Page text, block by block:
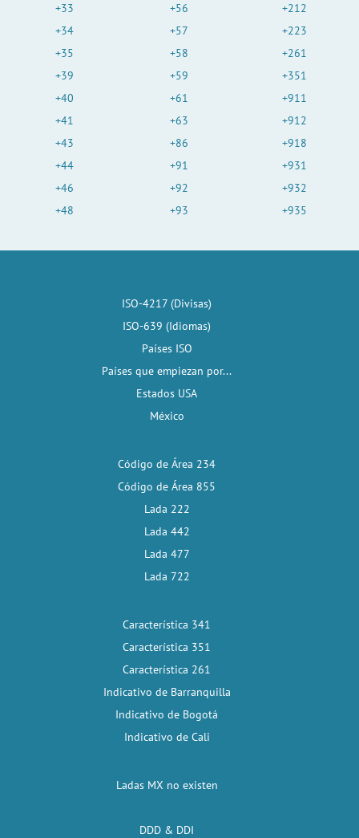
+33
+34
+35
+39
+40
+41
+43
+44
+46
+48
+56
+57
+58
+59
+61
+63
+86
+91
+92
+93
+212
+223
+261
+351
+911
+912
+918
+931
+932
+935
ISO-4217 (Divisas)
ISO-639 (Idiomas)
Países ISO
Países que empiezan por...
Estados USA
México
Código de Área 234
Código de Área 855
Lada 222
Lada 442
Lada 477
Lada 722
Característica 341
Característica 351
Característica 261
Indicativo de Barranquilla
Indicativo de Bogotá
Indicativo de Cali
Ladas MX no existen
DDD & DDI